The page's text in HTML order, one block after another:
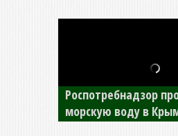
В Крыму у жителя
изъяли автомобиль —
накопил долги по
ГИБДД